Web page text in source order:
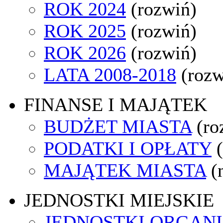
ROK 2024 (rozwiń)
ROK 2025 (rozwiń)
ROK 2026 (rozwiń)
LATA 2008-2018
FINANSE I MAJĄTEK
BUDŻET MIASTA
PODATKI I OPŁATY
MAJĄTEK MIASTA
JEDNOSTKI MIEJSKIE